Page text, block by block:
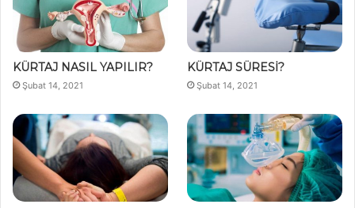
KÜRTAJ NASIL YAPILIR?
Şubat 14, 2021
KÜRTAJ SÜRESİ?
Şubat 14, 2021